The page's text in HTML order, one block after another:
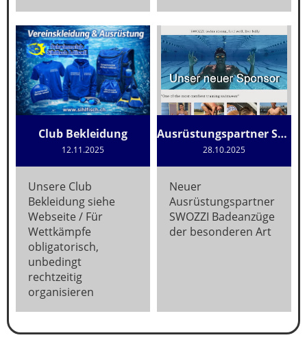
Club Bekleidung
12.11.2025
Unsere Club
Bekleidung siehe
Webseite / Für
Wettkämpfe
obligatorisch,
unbedingt
rechtzeitig
organisieren
Ausrüstungspartner SWOZZI
28.10.2025
Neuer
Ausrüstungspartner
SWOZZI Badeanzüge
der besonderen Art